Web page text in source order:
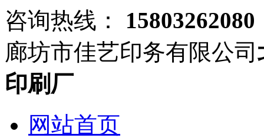
咨询热线：
15803262080
廊坊市佳艺印务有限公司
印刷厂
网站首页